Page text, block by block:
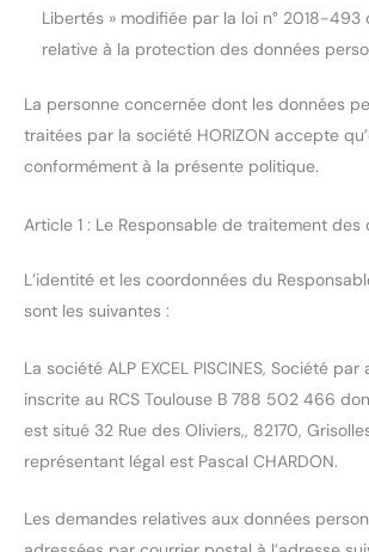
Libertés » modifiée par la loi n° 2018-493
relative à la protection des données
La personne concernée dont les données
traitées par la société HORIZON accepte
conformément à la présente politique.
Article 1 : Le Responsable de traitement des
L’identité et les coordonnées du
sont les suivantes :
La société ALP EXCEL PISCINES, Société
inscrite au RCS Toulouse B 788 502 466
est situé 32 Rue des Oliviers,, 82170,
représentant légal est Pascal CHARDON.
Les demandes relatives aux données